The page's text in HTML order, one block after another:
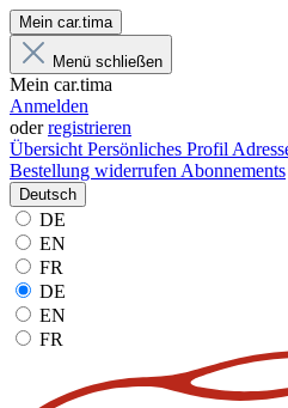
Mein car.tima
Menü schließen
Mein car.tima
Anmelden
oderregistrieren
Übersicht Persönliches Profil
Bestellung widerrufen Abonnements
Deutsch
DE
EN
FR
DE
EN
FR